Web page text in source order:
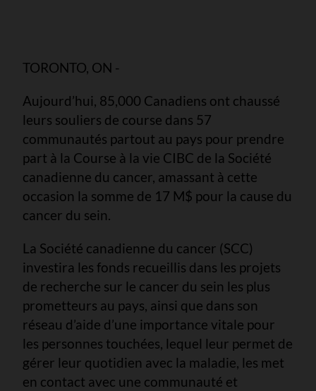
TORONTO, ON -
Aujourd’hui, 85,000 Canadiens ont chaussé
leurs souliers de course dans 57
communautés partout au pays pour prendre
part à la Course à la vie CIBC de la Société
canadienne du cancer, amassant à cette
occasion la somme de 17 M$ pour la cause du
cancer du sein.
La Société canadienne du cancer (SCC)
investira les fonds recueillis dans les projets
de recherche sur le cancer du sein les plus
prometteurs au pays, ainsi que dans son
réseau d’aide d’une importance vitale pour
les personnes touchées, lequel leur permet de
gérer leur quotidien avec la maladie, les met
en contact avec une communauté et